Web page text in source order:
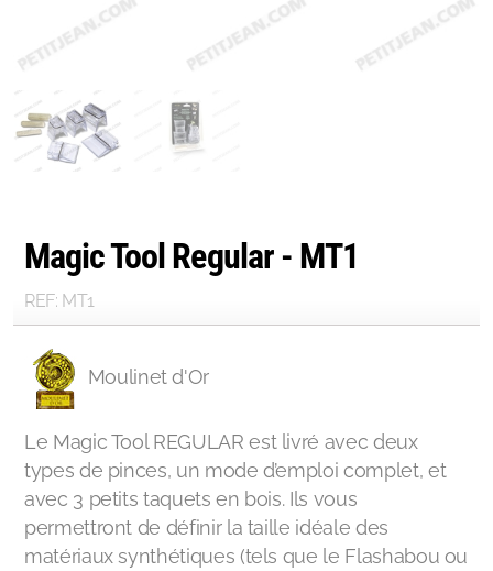
Magic Tool Regular - MT1
REF: MT1
Moulinet d'Or
Le Magic Tool REGULAR est livré avec deux
types de pinces, un mode d’emploi complet, et
avec 3 petits taquets en bois. Ils vous
permettront de définir la taille idéale des
matériaux synthétiques (tels que le Flashabou ou
Accessoires de pêche